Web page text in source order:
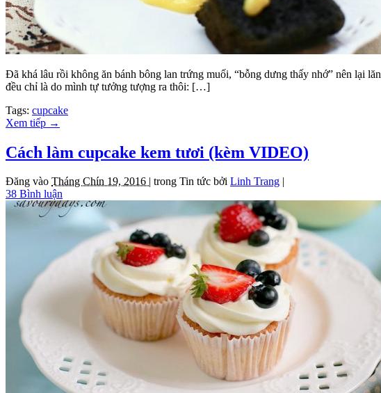
Đã khá lâu rồi không ăn bánh bông lan trứng muối, “bỗng dưng thấy nhớ” nên lại
đều chỉ là do mình tự tưởng tượng ra thôi: […]
Tags: cupcake
Xem tiếp →
Cách làm cupcake kem tươi (kèm VIDEO)
Đăng vào Tháng Chín 19, 2016 | trong Tin tức bởi Linh Trang |
38 Bình luận